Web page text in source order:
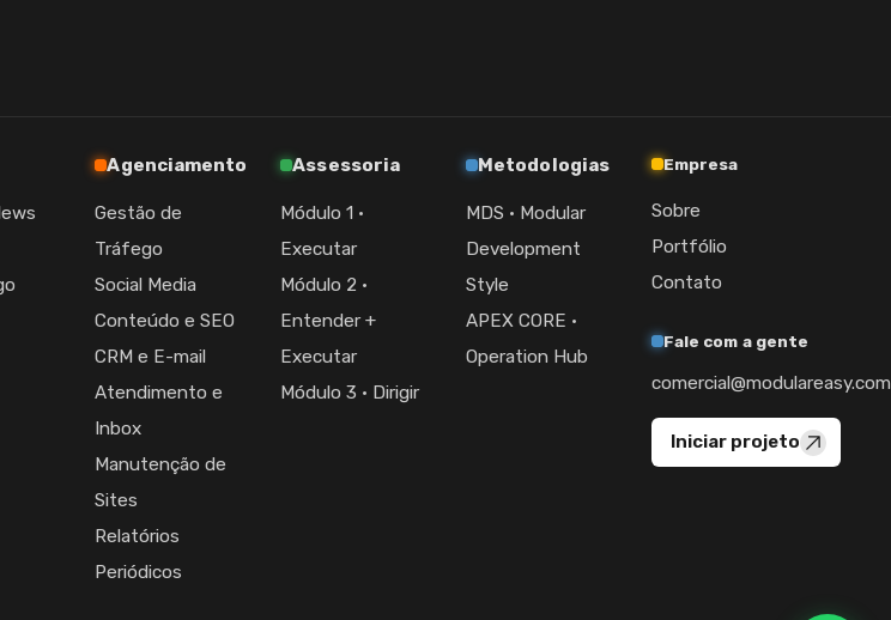
Agenciamento
Gestão de
Tráfego
Social Media
Conteúdo e SEO
CRM e E-mail
Atendimento e
Inbox
Manutenção de
Sites
Relatórios
Periódicos
Assessoria
Módulo 1 ·
Executar
Módulo 2 ·
Entender +
Executar
Módulo 3 · Dirigir
Metodologias
MDS · Modular
Development
Style
APEX CORE ·
Operation Hub
Empresa
Sobre
Portfólio
Contato
Fale com a gente
comercial@modulareasy.com
Iniciar projeto